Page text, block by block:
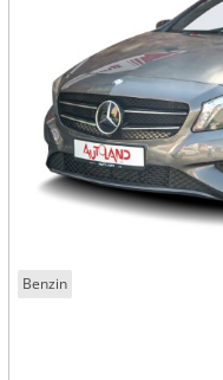
Benzin